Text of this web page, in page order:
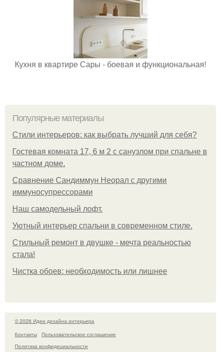
Кухня в квартире Сары - боевая и функциональная!
Популярные материалы
Стили интерьеров: как выбрать лучший для себя?
Гостевая комната 17, 6 м 2 с санузлом при спальне в
частном доме.
Сравнение Сандиммун Неорал с другими
иммуносупрессорами
Наш самодельный лофт.
Уютный интерьер спальни в современном стиле.
Стильный ремонт в двушке - мечта реальностью
стала!
Чистка обоев: необходимость или лишнее
© 2026 Идеи дизайна интерьера
Контакты
Пользовательское соглашение
Политика конфидециальности